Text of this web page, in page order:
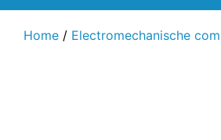
Home / Electromechanische